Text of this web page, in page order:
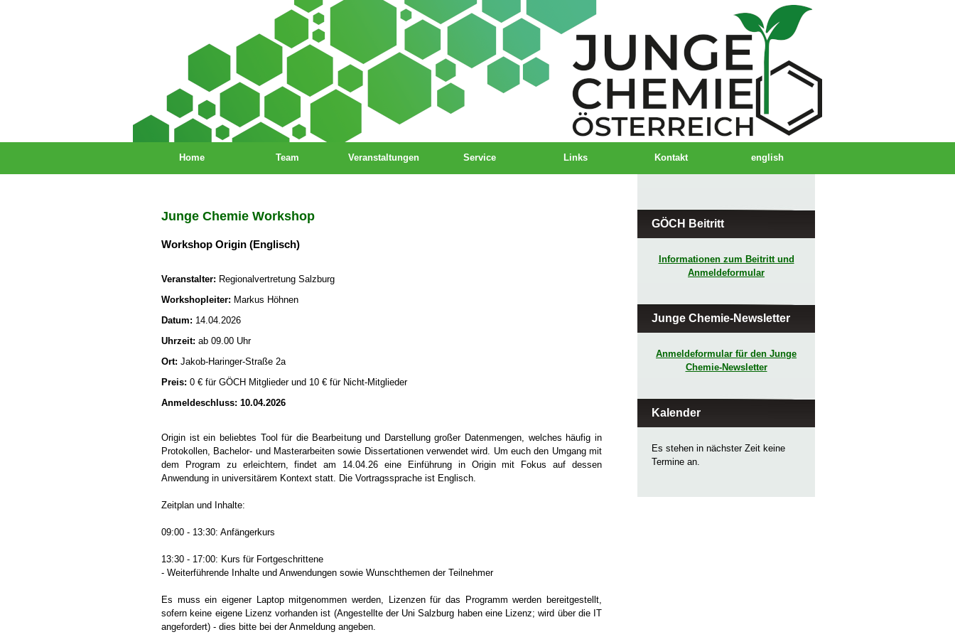
Home Team Veranstaltungen Service Links Kontakt english
Junge Chemie Workshop
Workshop Origin (Englisch)
Veranstalter: Regionalvertretung Salzburg
Workshopleiter: Markus Höhnen
Datum: 14.04.2026
Uhrzeit: ab 09.00 Uhr
Ort: Jakob-Haringer-Straße 2a
Preis: 0 € für GÖCH Mitglieder und 10 € für Nicht-Mitglieder
Anmeldeschluss: 10.04.2026
Origin ist ein beliebtes Tool für die Bearbeitung und Darstellung großer Datenmengen, welches häufig in
Protokollen, Bachelor- und Masterarbeiten sowie Dissertationen verwendet wird. Um euch den Umgang mit
dem Program zu erleichtern, findet am 14.04.26 eine Einführung in Origin mit Fokus auf dessen
Anwendung in universitärem Kontext statt. Die Vortragssprache ist Englisch.
Zeitplan und Inhalte:
09:00 - 13:30: Anfängerkurs
13:30 - 17:00: Kurs für Fortgeschrittene
- Weiterführende Inhalte und Anwendungen sowie Wunschthemen der Teilnehmer
Es muss ein eigener Laptop mitgenommen werden, Lizenzen für das Programm werden bereitgestellt,
sofern keine eigene Lizenz vorhanden ist (Angestellte der Uni Salzburg haben eine Lizenz; wird über die IT
angefordert) - dies bitte bei der Anmeldung angeben.
GÖCH Beitritt
Informationen zum Beitritt und
Anmeldeformular
Junge Chemie-Newsletter
Anmeldeformular für den Junge
Chemie-Newsletter
Kalender
Es stehen in nächster Zeit keine
Termine an.